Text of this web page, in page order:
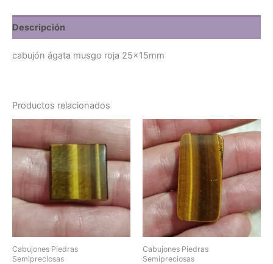
Descripción
cabujón ágata musgo roja 25x15mm
Productos relacionados
Cabujones Piedras
Semipreciosas
Cabujones Piedras
Semipreciosas